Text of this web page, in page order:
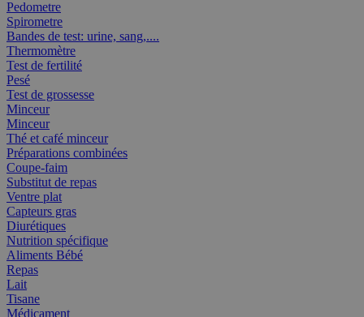
Pedometre
Spirometre
Bandes de test: urine, sang,....
Thermomètre
Test de fertilité
Pesé
Test de grossesse
Minceur
Minceur
Thé et café minceur
Préparations combinées
Coupe-faim
Substitut de repas
Ventre plat
Capteurs gras
Diurétiques
Nutrition spécifique
Aliments Bébé
Repas
Lait
Tisane
Médicament